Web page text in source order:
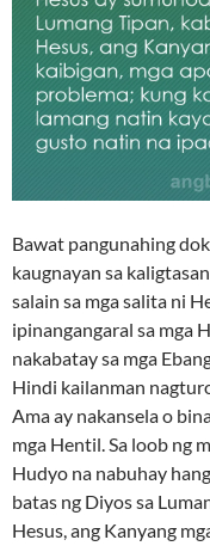
Bawat pangunahing
kaugnayan sa
salain sa mga salita ni
ipinangangaral sa mga
nakabatay sa mga
Hindi kailanman
Ama ay nakansela o
mga Hentil. Sa loob ng
Hudyo na nabuhay
batas ng Diyos sa
Hesus, ang Kanyang